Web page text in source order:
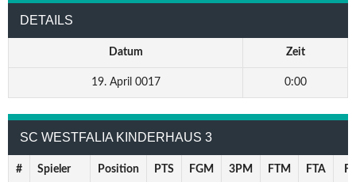
DETAILS
Datum Zeit
19. April 0017 0:00
SC WESTFALIA KINDERHAUS 3
# Spieler Position PTS FGM 3PM FTM FTA